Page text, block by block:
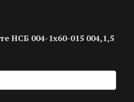
НСБ 004-1х60-015 004,1,5